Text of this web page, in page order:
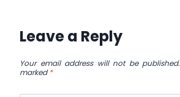
Leave a Reply
Your email address will not be published.
marked*